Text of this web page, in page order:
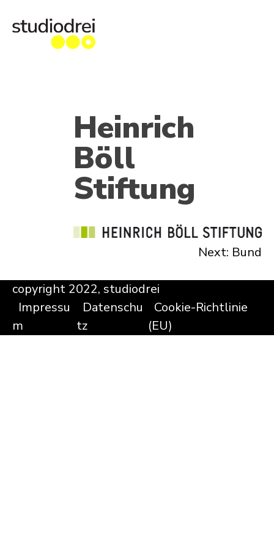
Heinrich
Böll
Stiftung
Next: Bund
copyright 2022, studiodrei
Impressu
m
Datenschu
tz
Cookie-Richtlinie
(EU)